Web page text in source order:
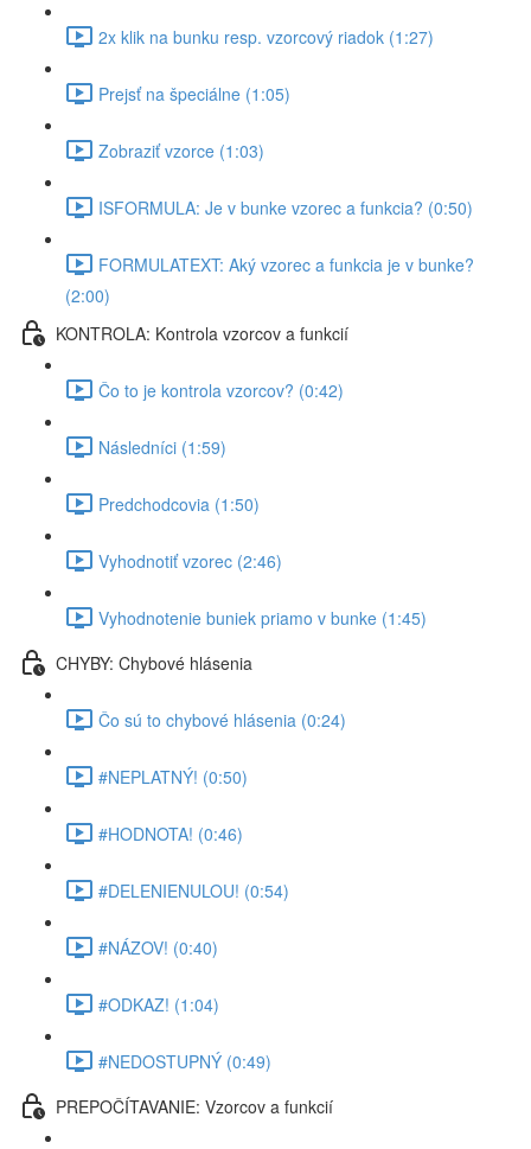
2x klik na bunku resp. vzorcový riadok (1:27)
Prejsť na špeciálne (1:05)
Zobraziť vzorce (1:03)
ISFORMULA: Je v bunke vzorec a funkcia? (0:50)
FORMULATEXT: Aký vzorec a funkcia je v bunke?
(2:00)
KONTROLA: Kontrola vzorcov a funkcií
Čo to je kontrola vzorcov? (0:42)
Následníci (1:59)
Predchodcovia (1:50)
Vyhodnotiť vzorec (2:46)
Vyhodnotenie buniek priamo v bunke (1:45)
CHYBY: Chybové hlásenia
Čo sú to chybové hlásenia (0:24)
#NEPLATNÝ! (0:50)
#HODNOTA! (0:46)
#DELENIENULOU! (0:54)
#NÁZOV! (0:40)
#ODKAZ! (1:04)
#NEDOSTUPNÝ (0:49)
PREPOČÍTAVANIE: Vzorcov a funkcií